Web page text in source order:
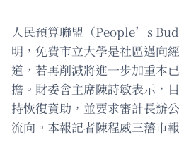
人民預算聯盟（People’s
明，免費市立大學是社區邁向
道，若再削減將進一步加重本
擔。財委會主席陳詩敏表示，
持恢復資助，並要求審計長辦
流向。本報記者陳程威三藩市